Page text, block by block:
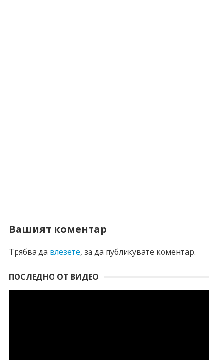
Вашият коментар
Трябва да влезете, за да публикувате коментар.
ПОСЛЕДНО ОТ ВИДЕО